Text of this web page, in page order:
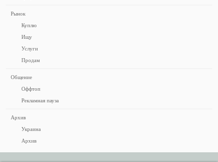
Рынок
Куплю
Ищу
Услуги
Продам
Общение
Оффтоп
Рекламная пауза
Архив
Украина
Архив